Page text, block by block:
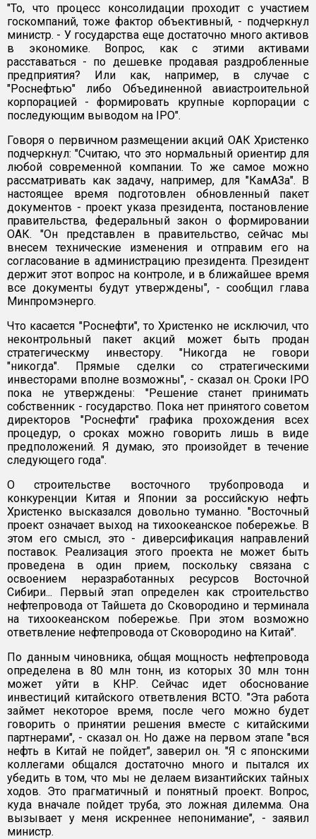
"То, что процесс консолидации проходит с участием
госкомпаний, тоже фактор объективный, - подчеркнул
министр. - У государства еще достаточно много активов
в экономике. Вопрос, как с этими активами
расставаться - по дешевке продавая раздробленные
предприятия? Или как, например, в случае с
"Роснефтью" либо Объединенной авиастроительной
корпорацией - формировать крупные корпорации с
последующим выводом на IPO".
Говоря о первичном размещении акций ОАК Христенко
подчеркнул: "Считаю, что это нормальный ориентир для
любой современной компании. То же самое можно
рассматривать как задачу, например, для "КамАЗа". В
настоящее время подготовлен обновленный пакет
документов - проект указа президента, постановление
правительства, федеральный закон о формировании
ОАК. "Он представлен в правительство, сейчас мы
внесем технические изменения и отправим его на
согласование в администрацию президента. Президент
держит этот вопрос на контроле, и в ближайшее время
все документы будут утверждены", - сообщил глава
Минпромэнерго.
Что касается "Роснефти", то Христенко не исключил, что
неконтрольный пакет акций может быть продан
стратегическму инвестору. "Никогда не говори
"никогда". Прямые сделки со стратегическими
инвесторами вполне возможны", - сказал он. Сроки IPO
пока не утверждены: "Решение станет принимать
собственник - государство. Пока нет принятого советом
директоров "Роснефти" графика прохождения всех
процедур, о сроках можно говорить лишь в виде
предположений. Я думаю, это произойдет в течение
следующего года".
О строительстве восточного трубопровода и
конкуренции Китая и Японии за российскую нефть
Христенко высказался довольно туманно. "Восточный
проект означает выход на тихоокеанское побережье. В
этом его смысл, это - диверсификация направлений
поставок. Реализация этого проекта не может быть
проведена в один прием, поскольку связана с
освоением неразработанных ресурсов Восточной
Сибири... Первый этап определен как строительство
нефтепровода от Тайшета до Сковородино и терминала
на тихоокеанском побережье. При этом возможно
ответвление нефтепровода от Сковородино на Китай".
По данным чиновника, общая мощность нефтепровода
определена в 80 млн тонн, из которых 30 млн тонн
может уйти в КНР. Сейчас идет обоснование
инвестиций китайского ответвления ВСТО. "Эта работа
займет некоторое время, после чего можно будет
говорить о принятии решения вместе с китайскими
партнерами", - сказал он. Но даже на первом этапе "вся
нефть в Китай не пойдет", заверил он. "Я с японскими
коллегами общался достаточно много и пытался их
убедить в том, что мы не делаем византийских тайных
ходов. Это прагматичный и понятный проект. Вопрос,
куда вначале пойдет труба, это ложная дилемма. Она
вызывает у меня искреннее непонимание", - заявил
министр.